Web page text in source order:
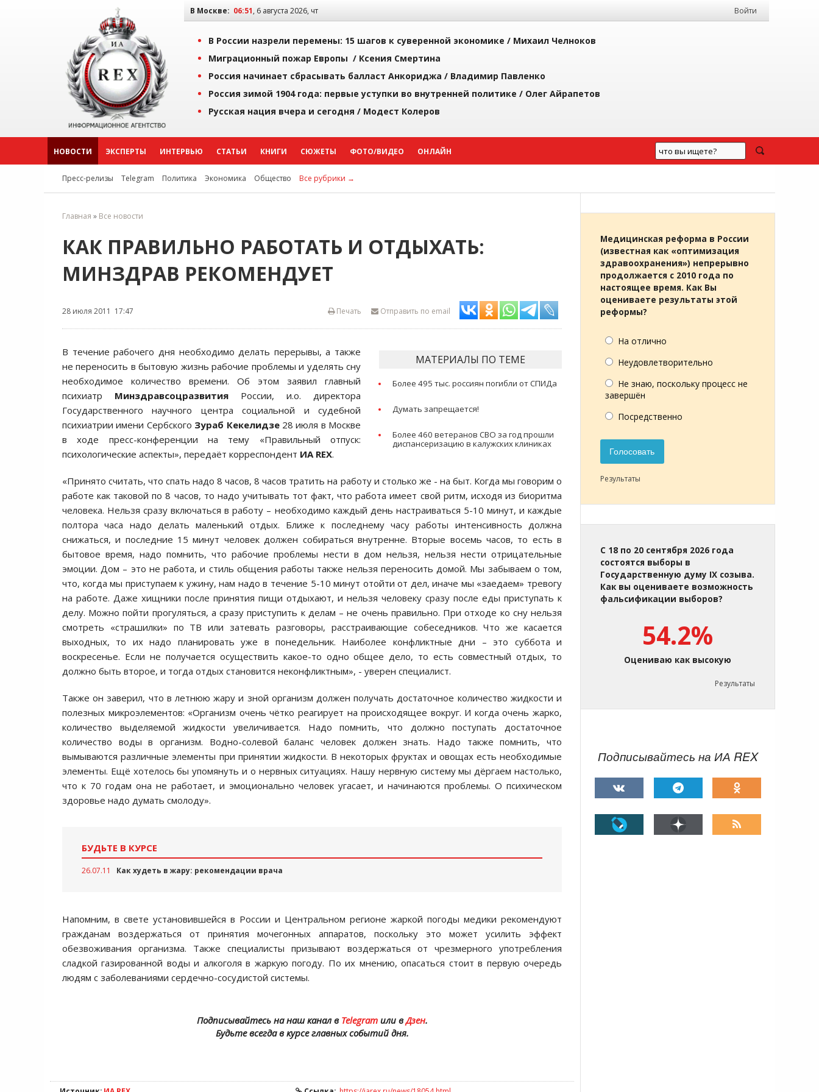
В Москве: 06:51, 6 августа 2026, чт Войти
В России назрели перемены: 15 шагов к суверенной экономике / Михаил Челноков
Миграционный пожар Европы / Ксения Смертина
Россия начинает сбрасывать балласт Анкориджа / Владимир Павленко
Россия зимой 1904 года: первые уступки во внутренней политике / Олег Айрапетов
Русская нация вчера и сегодня / Модест Колеров
НОВОСТИ ЭКСПЕРТЫ ИНТЕРВЬЮ СТАТЬИ КНИГИ СЮЖЕТЫ ФОТО/ВИДЕО ОНЛАЙН
Пресс-релизы Telegram Политика Экономика Общество Все рубрики →
Главная » Все новости
КАК ПРАВИЛЬНО РАБОТАТЬ И ОТДЫХАТЬ:
МИНЗДРАВ РЕКОМЕНДУЕТ
28 июля 2011 17:47 Отправить по email
Печать
МАТЕРИАЛЫ ПО ТЕМЕ
Более 495 тыс. россиян погибли от СПИДа
Думать запрещается!
Более 460 ветеранов СВО за год прошли
диспансеризацию в калужских клиниках
В течение рабочего дня необходимо делать перерывы, а также
не переносить в бытовую жизнь рабочие проблемы и уделять сну
необходимое количество времени. Об этом заявил главный
психиатр Минздравсоцразвития России, и.о. директора
Государственного научного центра социальной и судебной
психиатрии имени Сербского Зураб Кекелидзе28 июля в Москве
в ходе пресс-конференции на тему «Правильный отпуск:
психологические аспекты», передаёт корреспондент ИА REX.
«Принято считать, что спать надо 8 часов, 8 часов тратить на работу и столько же - на быт. Когда мы говорим о
работе как таковой по 8 часов, то надо учитывать тот факт, что работа имеет свой ритм, исходя из биоритма
человека. Нельзя сразу включаться в работу – необходимо каждый день настраиваться 5-10 минут, и каждые
полтора часа надо делать маленький отдых. Ближе к последнему часу работы интенсивность должна
снижаться, и последние 15 минут человек должен собираться внутренне. Вторые восемь часов, то есть в
бытовое время, надо помнить, что рабочие проблемы нести в дом нельзя, нельзя нести отрицательные
эмоции. Дом – это не работа, и стиль общения работы также нельзя переносить домой. Мы забываем о том,
что, когда мы приступаем к ужину, нам надо в течение 5-10 минут отойти от дел, иначе мы «заедаем» тревогу
на работе. Даже хищники после принятия пищи отдыхают, и нельзя человеку сразу после еды приступать к
делу. Можно пойти прогуляться, а сразу приступить к делам – не очень правильно. При отходе ко сну нельзя
смотреть «страшилки» по ТВ или затевать разговоры, расстраивающие собеседников. Что же касается
выходных, то их надо планировать уже в понедельник. Наиболее конфликтные дни – это суббота и
воскресенье. Если не получается осуществить какое-то одно общее дело, то есть совместный отдых, то
должно быть второе, и тогда отдых становится неконфликтным», - уверен специалист.
Также он заверил, что в летнюю жару и зной организм должен получать достаточное количество жидкости и
полезных микроэлементов: «Организм очень чётко реагирует на происходящее вокруг. И когда очень жарко,
количество выделяемой жидкости увеличивается. Надо помнить, что должно поступать достаточное
количество воды в организм. Водно-солевой баланс человек должен знать. Надо также помнить, что
вымываются различные элементы при принятии жидкости. В некоторых фруктах и овощах есть необходимые
элементы. Ещё хотелось бы упомянуть и о нервных ситуациях. Нашу нервную систему мы дёргаем настолько,
что к 70 годам она не работает, и эмоционально человек угасает, и начинаются проблемы. О психическом
здоровье надо думать смолоду».
БУДЬТЕ В КУРСЕ
26.07.11 Как худеть в жару: рекомендации врача
Напомним, в свете установившейся в России и Центральном регионе жаркой погоды медики рекомендуют
гражданам воздержаться от принятия мочегонных аппаратов, поскольку это может усилить эффект
обезвоживания организма. Также специалисты призывают воздержаться от чрезмерного употребления
сладкой газированной воды и алкоголя в жаркую погоду. По их мнению, опасаться стоит в первую очередь
людям с заболеваниями сердечно-сосудистой системы.
Подписывайтесь на наш канал в Telegramили вДзен.
Будьте всегда в курсе главных событий дня.
Медицинская реформа в России
(известная как «оптимизация
здравоохранения») непрерывно
продолжается с 2010 года по
настоящее время. Как Вы
оцениваете результаты этой
реформы?
На отлично
Неудовлетворительно
Не знаю, поскольку процесс не
завершён
Посредственно
Голосовать
Результаты
С 18 по 20 сентября 2026 года
состоятся выборы в
Государственную думу IX созыва.
Как вы оцениваете возможность
фальсификации выборов?
54.2%
Оцениваю как высокую
Результаты
Подписывайтесь на ИА REX